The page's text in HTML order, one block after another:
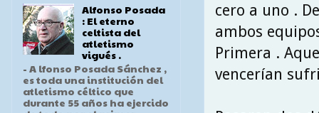
cero a uno .
ambos
Primera .
vencerían
Alfonso Posada
: El eterno
celtista del
atletismo
vigués .
- A lfonso Posada Sánchez ,
es toda una institución del
atletismo céltico que
durante 55 años ha ejercido